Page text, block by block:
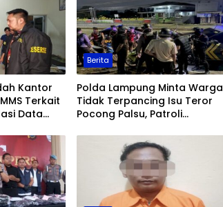
Kantor
Terkait
Data
Berita
Polda Lampung Minta Warga
Tidak Terpancing Isu Teror
Pocong Palsu, Patroli